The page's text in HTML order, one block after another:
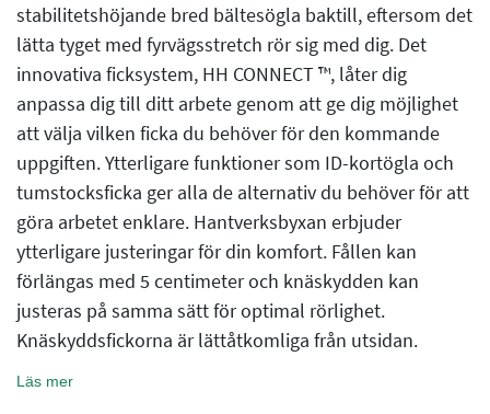
stabilitetshöjande bred bältesögla baktill, eftersom det
lätta tyget med fyrvägsstretch rör sig med dig. Det
innovativa ficksystem, HH CONNECT ™, låter dig
anpassa dig till ditt arbete genom att ge dig möjlighet
att välja vilken ficka du behöver för den kommande
uppgiften. Ytterligare funktioner som ID-kortögla och
tumstocksficka ger alla de alternativ du behöver för att
göra arbetet enklare. Hantverksbyxan erbjuder
ytterligare justeringar för din komfort. Fållen kan
förlängas med 5 centimeter och knäskydden kan
justeras på samma sätt för optimal rörlighet.
Knäskyddsfickorna är lättåtkomliga från utsidan.
Läs mer